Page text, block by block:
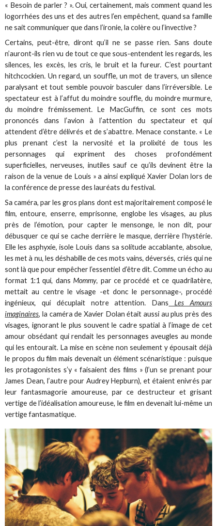
« Besoin de parler ? ». Oui, certainement, mais comment quand les
logorrhées des uns et des autres l’en empêchent, quand sa famille
ne sait communiquer que dans l’ironie, la colère ou l’invective ?
Certains, peut-être, diront qu’il ne se passe rien. Sans doute
n’auront-ils rien vu de tout ce que sous-entendent les regards, les
silences, les excès, les cris, le bruit et la fureur. C’est pourtant
hitchcockien. Un regard, un souffle, un mot de travers, un silence
paralysant et tout semble pouvoir basculer dans l’irréversible. Le
spectateur est à l’affut du moindre souffle, du moindre murmure,
du moindre frémissement. Le MacGuffin, ce sont ces mots
prononcés dans l’avion à l’attention du spectateur et qui
attendent d’être délivrés et de s’abattre. Menace constante. « Le
plus prenant c’est la nervosité et la prolixité de tous les
personnages qui expriment des choses profondément
superficielles, nerveuses, inutiles sauf ce qu’ils devinent être la
raison de la venue de Louis » a ainsi expliqué Xavier Dolan lors de
la conférence de presse des lauréats du festival.
Sa caméra, par les gros plans dont est majoritairement composé le
film, entoure, enserre, emprisonne, englobe les visages, au plus
près de l’émotion, pour capter le mensonge, le non dit, pour
débusquer ce qui se cache derrière le masque, derrière l’hystérie.
Elle les asphyxie, isole Louis dans sa solitude accablante, absolue,
les met à nu, les déshabille de ces mots vains, déversés, criés qui ne
sont là que pour empêcher l’essentiel d’être dit. Comme un écho au
format 1:1 qui, dansMommy, par ce procédé et ce quadrilatère,
mettait au centre le visage -et donc le personnage-, procédé
ingénieux, qui décuplait notre attention. Dans Les Amours
imaginaires, la caméra de Xavier Dolan était aussi au plus près des
visages, ignorant le plus souvent le cadre spatial à l’image de cet
amour obsédant qui rendait les personnages aveugles au monde
qui les entourait. La mise en scène non seulement y épousait déjà
le propos du film mais devenait un élément scénaristique : puisque
les protagonistes s’y « faisaient des films » (l’un se prenant pour
James Dean, l’autre pour Audrey Hepburn), et étaient enivrés par
leur fantasmagorie amoureuse, par ce destructeur et grisant
vertige de l’idéalisation amoureuse, le film en devenait lui-même un
vertige fantasmatique.